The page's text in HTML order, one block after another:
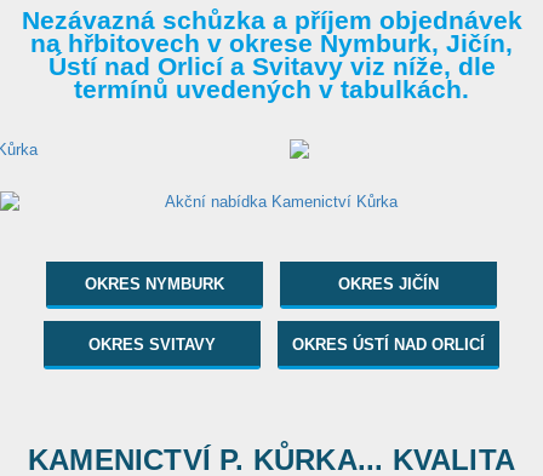
Nezávazná schůzka a příjem objednávek
na hřbitovech v okrese Nymburk, Jičín,
Ústí nad Orlicí a Svitavy viz níže, dle
termínů uvedených v tabulkách.
OKRES NYMBURK OKRES JIČÍN
OKRES SVITAVY OKRES ÚSTÍ NAD ORLICÍ
KAMENICTVÍ P. KŮRKA... KVALITA